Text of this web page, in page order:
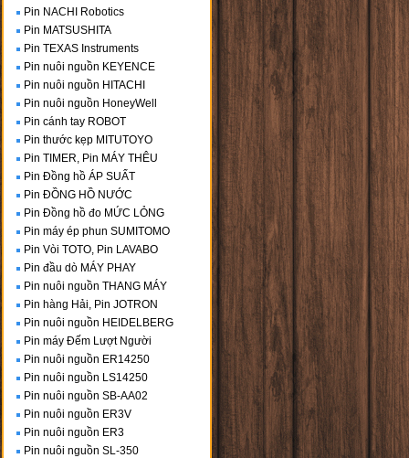
Pin NACHI Robotics
Pin MATSUSHITA
Pin TEXAS Instruments
Pin nuôi nguồn KEYENCE
Pin nuôi nguồn HITACHI
Pin nuôi nguồn HoneyWell
Pin cánh tay ROBOT
Pin thước kẹp MITUTOYO
Pin TIMER, Pin MÁY THÊU
Pin Đồng hồ ÁP SUẤT
Pin ĐỒNG HỒ NƯỚC
Pin Đồng hồ đo MỨC LỎNG
Pin máy ép phun SUMITOMO
Pin Vòi TOTO, Pin LAVABO
Pin đầu dò MÁY PHAY
Pin nuôi nguồn THANG MÁY
Pin hàng Hải, Pin JOTRON
Pin nuôi nguồn HEIDELBERG
Pin máy Đếm Lượt Người
Pin nuôi nguồn ER14250
Pin nuôi nguồn LS14250
Pin nuôi nguồn SB-AA02
Pin nuôi nguồn ER3V
Pin nuôi nguồn ER3
Pin nuôi nguồn SL-350